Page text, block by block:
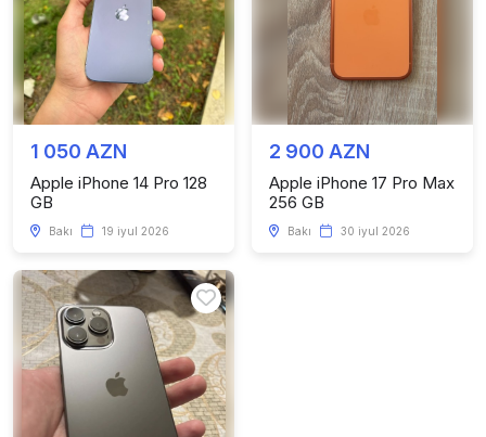
1 050 AZN
Apple iPhone 14 Pro 128
GB
Bakı 19 iyul 2026
2 900 AZN
Apple iPhone 17 Pro Max
256 GB
Bakı 30 iyul 2026